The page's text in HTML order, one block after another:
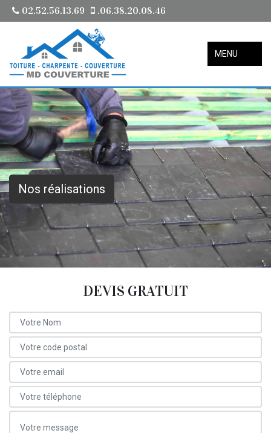
02.52.56.13.69 .06.38.20.08.46
MENU
Nos réalisations
DEVIS GRATUIT